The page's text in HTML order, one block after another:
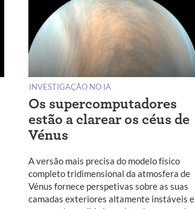
INVESTIGAÇÃO NO IA
Os supercomputadores
estão a clarear os céus de
Vénus
A versão mais precisa do modelo físico
completo tridimensional da atmosfera de
Vénus fornece perspetivas sobre as suas
camadas exteriores altamente instáveis e